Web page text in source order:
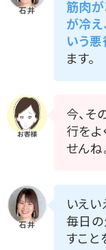
筋肉が
が冷え
いう悪
ます。
今、そ
行をよ
せんね
いえい
毎日
すこと